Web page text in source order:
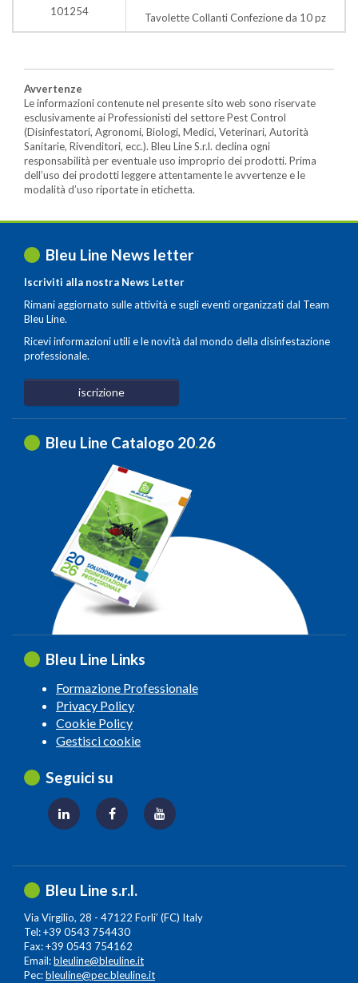
101254 Tavolette Collanti Confezione da 10 pz
Avvertenze
Le informazioni contenute nel presente sito web sono riservate
esclusivamente ai Professionisti del settore Pest Control
(Disinfestatori, Agronomi, Biologi, Medici, Veterinari, Autorità
Sanitarie, Rivenditori, ecc.). Bleu Line S.r.l. declina ogni
responsabilità per eventuale uso improprio dei prodotti. Prima
dell’uso dei prodotti leggere attentamente le avvertenze e le
modalità d’uso riportate in etichetta.
Bleu Line News letter
Iscriviti alla nostra News Letter
Rimani aggiornato sulle attività e sugli eventi organizzati dal Team
Bleu Line.
Ricevi informazioni utili e le novità dal mondo della disinfestazione
professionale.
iscrizione
Bleu Line Catalogo 20.26
Bleu Line Links
Formazione Professionale
Privacy Policy
Cookie Policy
Gestisci cookie
Seguici su
Bleu Line s.r.l.
Via Virgilio, 28 - 47122 Forli’ (FC) Italy
Tel: +39 0543 754430
Fax: +39 0543 754162
Email:bleuline@bleuline.it
Pec:bleuline@pec.bleuline.it